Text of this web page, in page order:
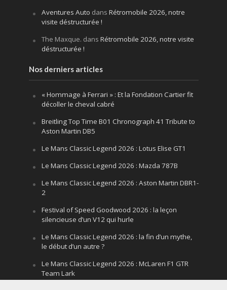
Aventures Auto dans Rétromobile 2026, notre
visite déstructurée !
The Maxque. dans Rétromobile 2026, notre visite
déstructurée !
Nos derniers articles
« Hommage à Ferrari » : Et la Fondation Cartier fit
décoller le cheval cabré
Breitling Top Time B01 Chronograph 41 Tribute to
Aston Martin DB5
Le Mans Classic Legend 2026 : Lotus Elise GT1
Le Mans Classic Legend 2026 : Mazda 787B
Le Mans Classic Legend 2026 : Aston Martin DBR1-
2
Festival of Speed Goodwood 2026 : la leçon
silencieuse d’un V12 qui hurle
Le Mans Classic Legend 2026 : la fin d’un mythe,
le début d’un autre ?
Le Mans Classic Legend 2026 : McLaren F1 GTR
Team Lark